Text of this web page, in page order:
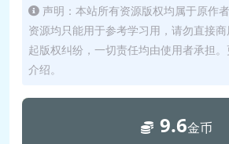
声明：本站所有资源版权均属于原作
资源均只能用于参考学习用，请勿直接
起版权纠纷，一切责任均由使用者承担
介绍。
9.6金币